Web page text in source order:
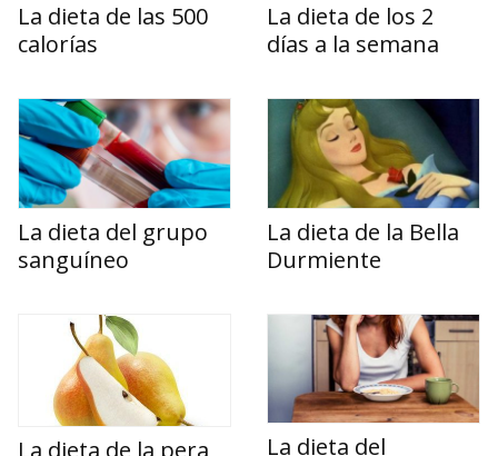
La dieta de las 500
calorías
La dieta de los 2
días a la semana
La dieta del grupo
sanguíneo
La dieta de la Bella
Durmiente
La dieta de la pera
La dieta del